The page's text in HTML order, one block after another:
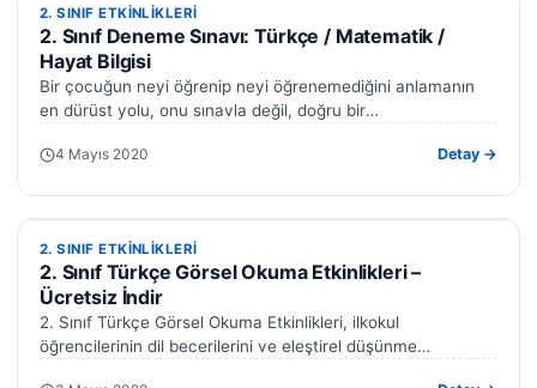
2. SINIF ETKINLIKLERI
2. SINIF ETKINLIKLERI
2. Sınıf Deneme Sınavı: Türkçe / Matematik /
Hayat Bilgisi
Bir çocuğun neyi öğrenip neyi öğrenemediğini anlamanın
en dürüst yolu, onu sınavla değil, doğru bir
4 Mayıs 2020 Detay →
2. SINIF ETKINLIKLERI
2. SINIF ETKINLIKLERI
2. Sınıf Türkçe Görsel Okuma Etkinlikleri –
Ücretsiz İndir
2. Sınıf Türkçe Görsel Okuma Etkinlikleri, ilkokul
öğrencilerinin dil becerilerini ve eleştirel düşünme